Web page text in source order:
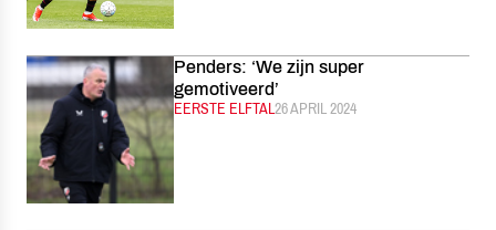
Penders: ‘We zijn super
gemotiveerd’
CATEGORIE:
EERSTE ELFTALGEPUBLICEERD:
26 APRIL 2024